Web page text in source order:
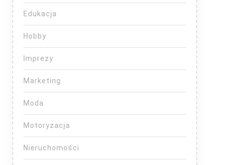
Edukacja
Hobby
Imprezy
Marketing
Moda
Motoryzacja
Nieruchomości